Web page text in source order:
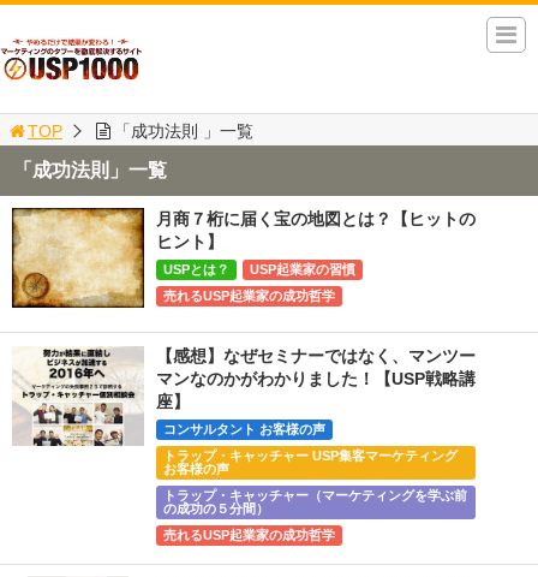
TOP 「成功法則 」一覧
「成功法則」一覧
月商７桁に届く宝の地図とは？【ヒットの
ヒント】
USPとは？
USP起業家の習慣
売れるUSP起業家の成功哲学
【感想】なぜセミナーではなく、マンツー
マンなのかがわかりました！【USP戦略講
座】
コンサルタント お客様の声
トラップ・キャッチャー USP集客マーケティング
お客様の声
トラップ・キャッチャー（マーケティングを学ぶ前
の成功の５分間）
売れるUSP起業家の成功哲学